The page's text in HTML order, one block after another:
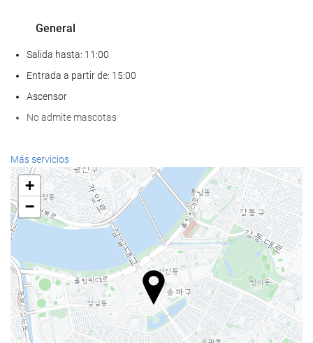
General
Salida hasta: 11:00
Entrada a partir de: 15:00
Ascensor
No admite mascotas
Comida y bebida
Restaurante a la carta
Bar
Cafetera en zonas comunes
Servicios de recepción
Recepción 24 horas
Guardaequipaje
Más servicios
+
−